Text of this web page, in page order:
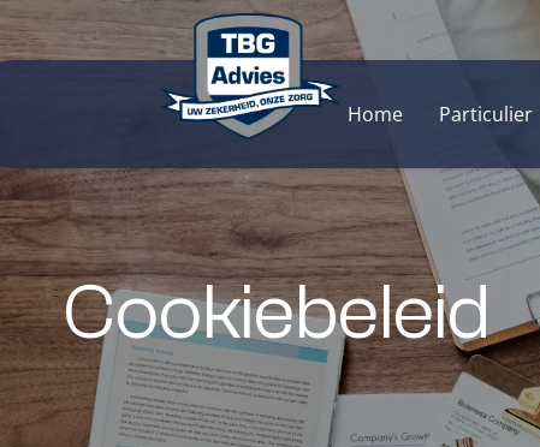
inhoud
Home Particulier
Cookiebeleid